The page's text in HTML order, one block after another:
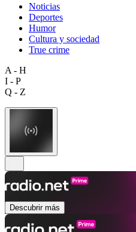
Noticias
Deportes
Humor
Cultura y sociedad
True crime
A - H
I - P
Q - Z
Descubrir más